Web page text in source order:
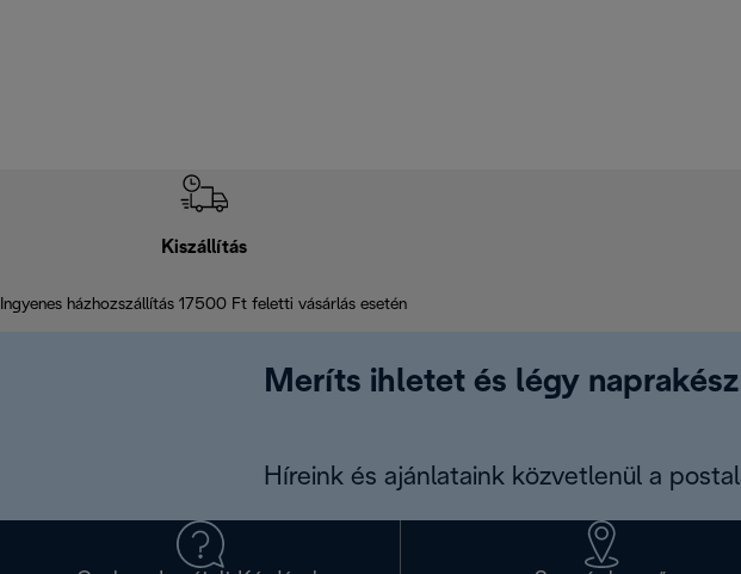
Kiszállítás
Ingyenes házhozszállítás 17500 Ft feletti vásárlás esetén
Meríts ihletet és légy
Híreink és ajánlataink közvetlenül a